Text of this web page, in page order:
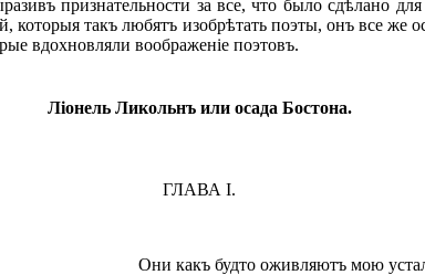
признательности за все, что было сдѣлано для
такъ любятъ изобрѣтать поэты, онъ все же
вдохновляли воображеніе поэтовъ.
Ліонель Ликольнъ или осада Бостона.
ГЛАВА I.
Они какъ будто оживляютъ мою